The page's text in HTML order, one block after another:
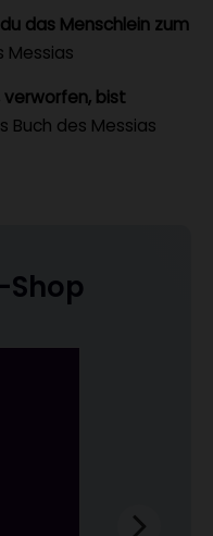
das Menschlein zum
Messias
verworfen, bist
Buch des Messias